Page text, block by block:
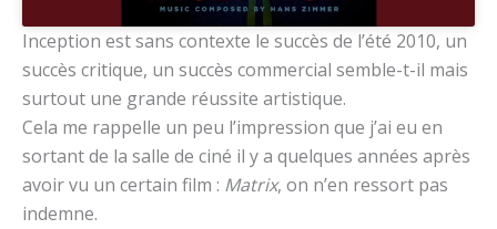
Inception est sans contexte le succès de l’été 2010, un
succès critique, un succès commercial semble-t-il mais
surtout une grande réussite artistique.
Cela me rappelle un peu l’impression que j’ai eu en
sortant de la salle de ciné il y a quelques années après
avoir vu un certain film : Matrix, on n’en ressort pas
indemne.